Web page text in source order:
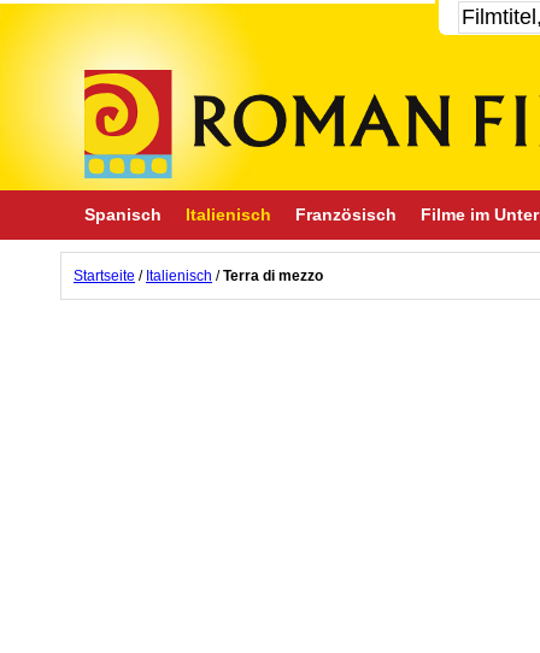
Spanisch Italienisch Französisch Filme im
Startseite / Italienisch /Terra di mezzo